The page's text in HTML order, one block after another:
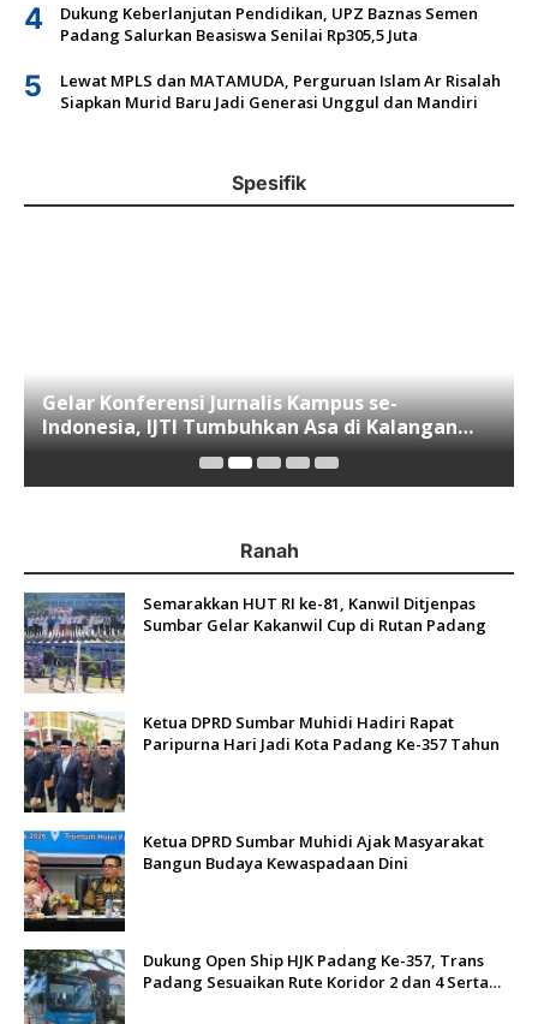
4
Dukung Keberlanjutan Pendidikan, UPZ Baznas Semen
Padang Salurkan Beasiswa Senilai Rp305,5 Juta
5
Lewat MPLS dan MATAMUDA, Perguruan Islam Ar Risalah
Siapkan Murid Baru Jadi Generasi Unggul dan Mandiri
Spesifik
Gelar Konferensi Jurnalis Kampus se-
Indonesia, IJTI Tumbuhkan Asa di Kalangan
Jurnalis Muda di Era Disruspi Digital
Ranah
Semarakkan HUT RI ke-81, Kanwil Ditjenpas
Sumbar Gelar Kakanwil Cup di Rutan Padang
Ketua DPRD Sumbar Muhidi Hadiri Rapat
Paripurna Hari Jadi Kota Padang Ke-357 Tahun
Ketua DPRD Sumbar Muhidi Ajak Masyarakat
Bangun Budaya Kewaspadaan Dini
Dukung Open Ship HJK Padang Ke-357, Trans
Padang Sesuaikan Rute Koridor 2 dan 4 Serta